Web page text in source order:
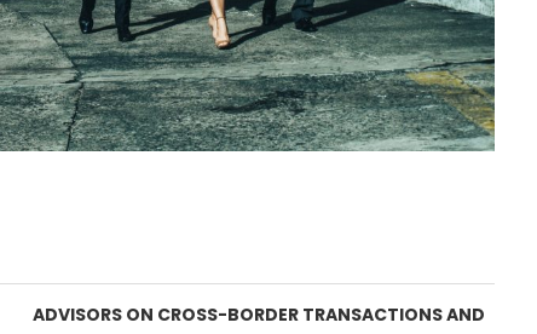
ADVISORS ON CROSS-BORDER TRANSACTIONS AND